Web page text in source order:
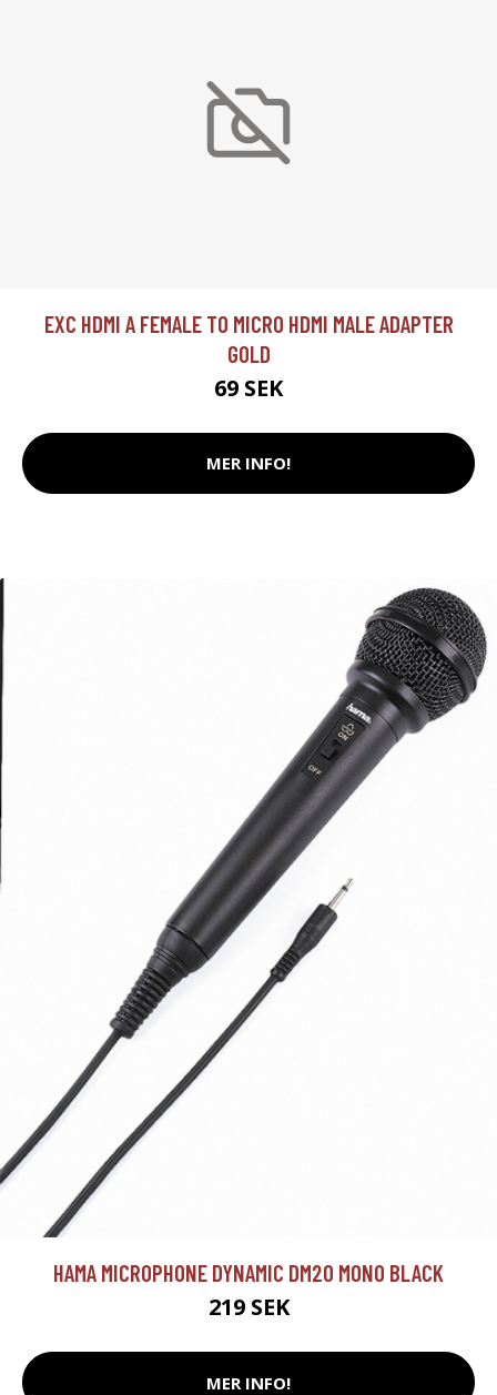
EXC HDMI A FEMALE TO MICRO HDMI MALE ADAPTER
GOLD
69 SEK
MER INFO!
HAMA MICROPHONE DYNAMIC DM20 MONO BLACK
219 SEK
MER INFO!